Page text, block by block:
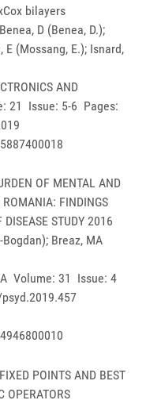
bilayers
D (Benea, D.);
E (Mossang, E.); Isnard,
AND
21 Issue: 5-6 Pages:
OF MENTAL AND
ROMANIA: FINDINGS
STUDY 2016
Breaz, MA
Volume: 31 Issue: 4
POINTS AND BEST
OPERATORS